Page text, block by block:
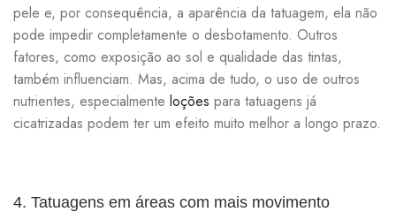
pele e, por consequência, a aparência da tatuagem, ela não
pode impedir completamente o desbotamento. Outros
fatores, como exposição ao sol e qualidade das tintas,
também influenciam. Mas, acima de tudo, o uso de outros
nutrientes, especialmente loções para tatuagens já
cicatrizadas podem ter um efeito muito melhor a longo prazo.
4. Tatuagens em áreas com mais movimento